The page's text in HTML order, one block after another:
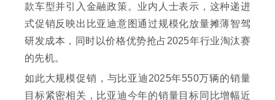
款车型并引入金融政策。业内人士表示，这种递进
式促销反映出比亚迪意图通过规模化放量摊薄智驾
研发成本，同时以价格优势抢占2025年行业淘汰赛
的先机。
如此大规模促销，与比亚迪2025年550万辆的销量
目标紧密相关，比亚迪今年的销量目标同比增幅近